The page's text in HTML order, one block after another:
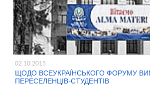
02.10.2015
ЩОДО ВСЕУКРАЇНСЬКОГО ФОРУМУ
ПЕРЕСЕЛЕНЦІВ-СТУДЕНТІВ